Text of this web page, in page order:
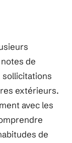
de
extérieurs.
avec les
de